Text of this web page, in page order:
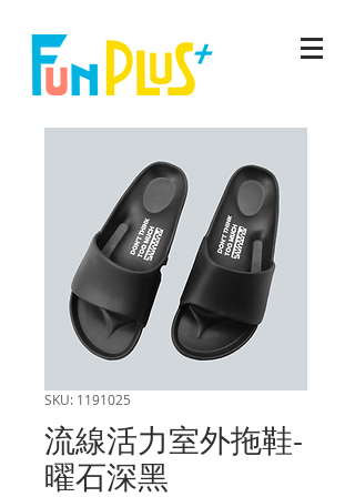
SKU: 1191025
流線活力室外拖鞋-
曜石深黑